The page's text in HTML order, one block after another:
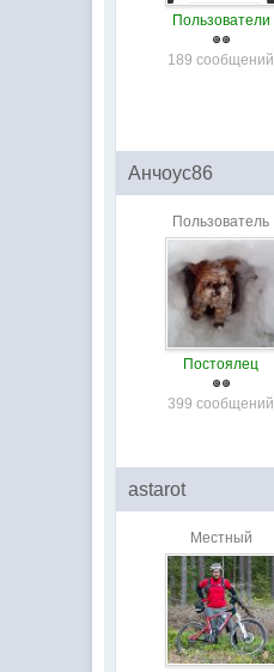
Пользователи
189 сообщений
Анчоус86
Пользователь
Постоялец
399 сообщений
astarot
Местный